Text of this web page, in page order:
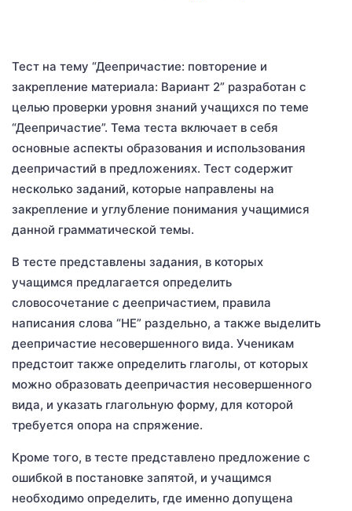
Тест на тему “Деепричастие: повторение и
закрепление материала: Вариант 2” разработан с
целью проверки уровня знаний учащихся по теме
“Деепричастие”. Тема теста включает в себя
основные аспекты образования и использования
деепричастий в предложениях. Тест содержит
несколько заданий, которые направлены на
закрепление и углубление понимания учащимися
данной грамматической темы.
В тесте представлены задания, в которых
учащимся предлагается определить
словосочетание с деепричастием, правила
написания слова “НЕ” раздельно, а также выделить
деепричастие несовершенного вида. Ученикам
предстоит также определить глаголы, от которых
можно образовать деепричастия несовершенного
вида, и указать глагольную форму, для которой
требуется опора на спряжение.
Кроме того, в тесте представлено предложение с
ошибкой в постановке запятой, и учащимся
необходимо определить, где именно допущена